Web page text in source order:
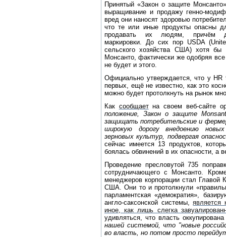
Принятый «Закон о защите
выращивание и продажу генно-
вред они наносят здоровью
что те или иные продукты опасны
продавать их людям, причём
маркировки. До сих пор USDA
сельского хозяйства США) хотя
Монсанто, фактически же одобряя
не будет и этого.
Официально утверждается, что у
первых, ещё не известно, как это
можно будет протолкнуть на рынок
Как сообщаетна своем веб-сайте
положение, Закон о защите
защищать потребительские и
широкую дорогу внедоению новых
зерновых культур, подвергая
сейчас имеется 13 продуктов,
боялась обвинений в их опасности, а
Проведение пресловутой 735
сотрудничающего с Монсанто.
менеджеров корпорации стал Главой
США. Они то и протолкнули
парламентская «демократия»,
англо-саксонской системы,является
иное, как лишь слегка
удивляться, что власть
нашей системой, что "новые
во власть, но потом просто